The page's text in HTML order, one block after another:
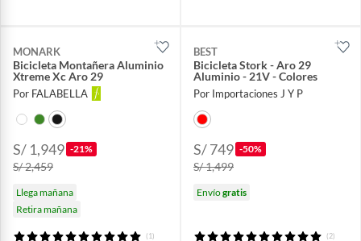
MONARK
Bicicleta Montañera Aluminio
Xtreme Xc Aro 29
Por FALABELLA
S/ 1,949 -21%
S/ 2,459
Llega mañana
Retira mañana
(1)
BEST
Bicicleta Stork - Aro 29
Aluminio - 21V - Colores
Por Importaciones J Y P
S/ 749 -50%
S/ 1,499
Envíogratis
(2)